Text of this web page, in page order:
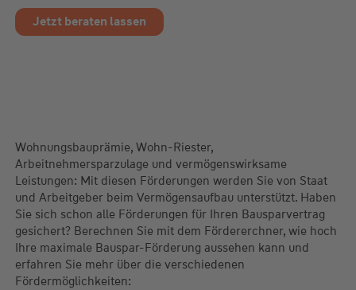
Wohn-Riester Berufseinsteigerbonus
Wüstenrot Jugendbonus
Jetzt beraten lassen
Wohnungsbauprämie, Wohn-Riester,
Arbeitnehmersparzulage und vermögenswirksame
Leistungen: Mit diesen Förderungen werden Sie von Staat
und Arbeitgeber beim Vermögensaufbau unterstützt. Haben
Sie sich schon alle Förderungen für Ihren Bausparvertrag
gesichert? Berechnen Sie mit dem Fördererchner, wie hoch
Ihre maximale Bauspar-Förderung aussehen kann und
erfahren Sie mehr über die verschiedenen
Fördermöglichkeiten: